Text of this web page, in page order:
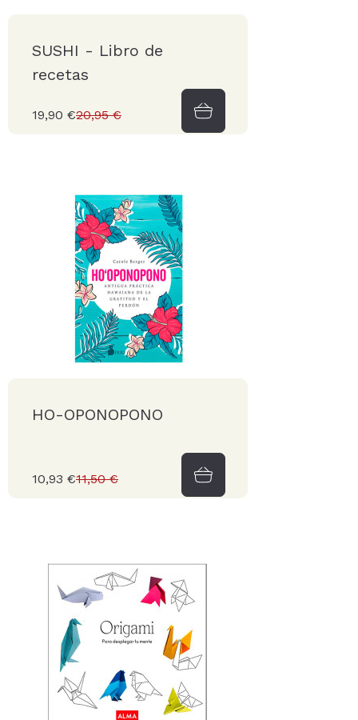
SUSHI - Libro de
recetas
19,90 €20,95 €
HO-OPONOPONO
10,93 €11,50 €